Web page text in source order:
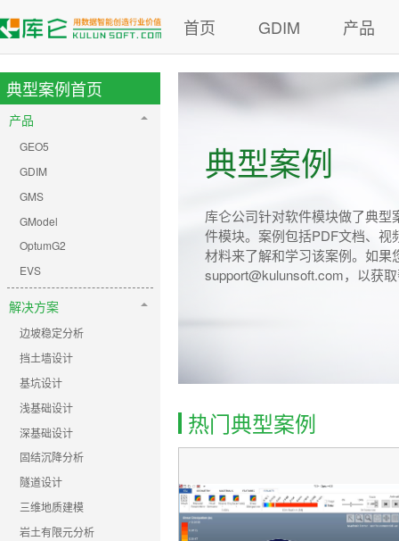
首页 GDIM 产品
典型案例首页
产品
GEO5
GDIM
GMS
GModel
OptumG2
EVS
解决方案
边坡稳定分析
挡土墙设计
基坑设计
浅基础设计
深基础设计
固结沉降分析
隧道设计
三维地质建模
岩土有限元分析
典型案例
库仑公司针对软件模块做了典
件模块。案例包括PDF文档、
材料来了解和学习该案例。如
support@kulunsoft.com，以获
热门典型案例